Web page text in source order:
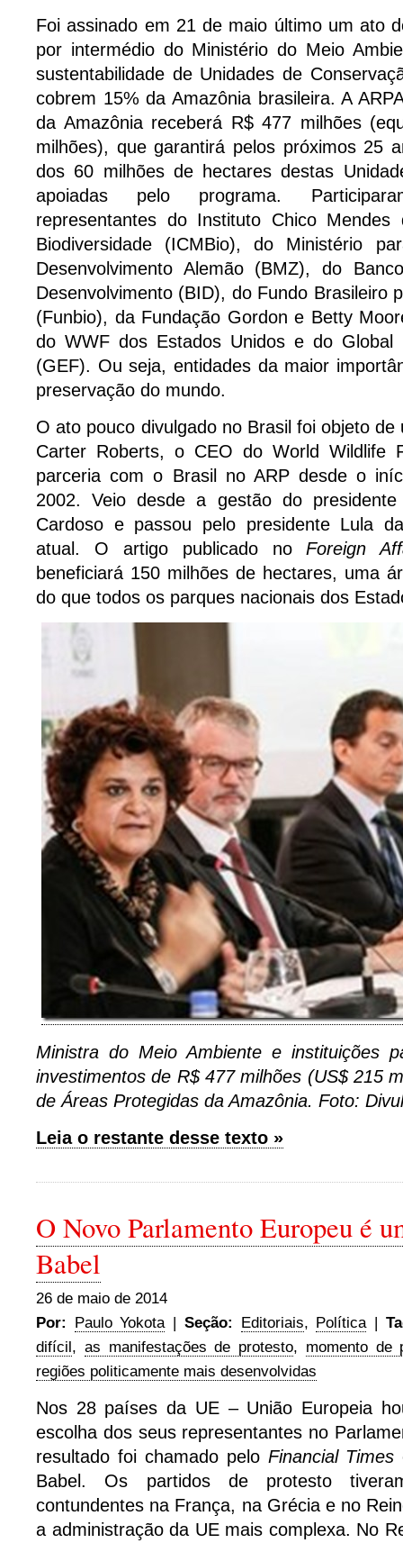
Foi assinado em 21 de maio último um ato
por intermédio do Ministério do Meio
sustentabilidade de Unidades de
cobrem 15% da Amazônia brasileira. A
da Amazônia receberá R$ 477 milhões
milhões), que garantirá pelos próximos 25
dos 60 milhões de hectares destas
apoiadas pelo programa.
representantes do Instituto Chico Mendes
Biodiversidade (ICMBio), do Ministério
Desenvolvimento Alemão (BMZ), do
Desenvolvimento (BID), do Fundo Brasileiro
(Funbio), da Fundação Gordon e Betty
do WWF dos Estados Unidos e do Global
(GEF). Ou seja, entidades da maior
preservação do mundo.
O ato pouco divulgado no Brasil foi objeto
Carter Roberts, o CEO do World Wildlife
parceria com o Brasil no ARP desde o
2002. Veio desde a gestão do presidente
Cardoso e passou pelo presidente Lula
atual. O artigo publicado noForeign
beneficiará 150 milhões de hectares, uma
do que todos os parques nacionais dos
Ministra do Meio Ambiente e instituições
investimentos de R$ 477 milhões (US$ 215
de Áreas Protegidas da Amazônia. Foto:
Leia o restante desse texto »
O Novo Parlamento Europeu é
Babel
26 de maio de 2014
Por:
Paulo Yokota| Seção: Editoriais, Política|
difícil, as manifestações de protesto, momento de
regiões politicamente mais desenvolvidas
Nos 28 países da UE – União Europeia
escolha dos seus representantes no
resultado foi chamado pelo Financial Times
Babel. Os partidos de protesto
contundentes na França, na Grécia e no
a administração da UE mais complexa. No